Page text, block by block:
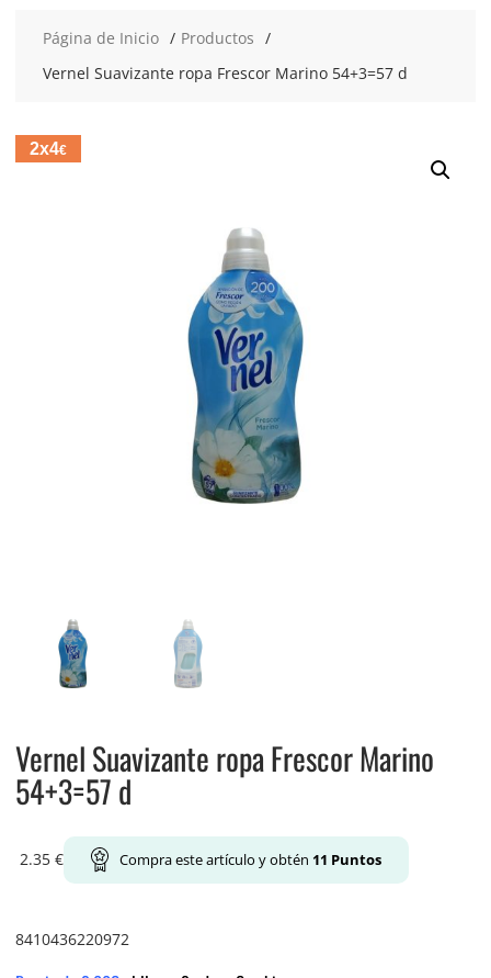
Página de Inicio
Productos
Vernel Suavizante ropa Frescor Marino 54+3=57 d
2x4€
Vernel Suavizante ropa Frescor Marino
54+3=57 d
2.35 € Compra este artículo y obtén 11 Puntos
8410436220972